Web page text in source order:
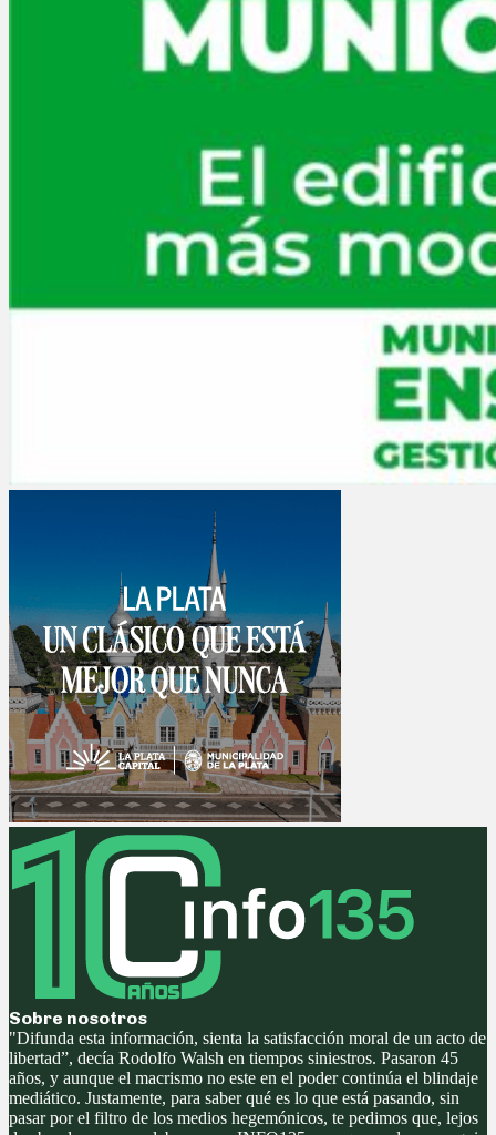
Sobre nosotros
"Difunda esta información, sienta la satisfacción moral de un acto de
libertad”, decía Rodolfo Walsh en tiempos siniestros. Pasaron 45
años, y aunque el macrismo no este en el poder continúa el blindaje
mediático. Justamente, para saber qué es lo que está pasando, sin
pasar por el filtro de los medios hegemónicos, te pedimos que, lejos